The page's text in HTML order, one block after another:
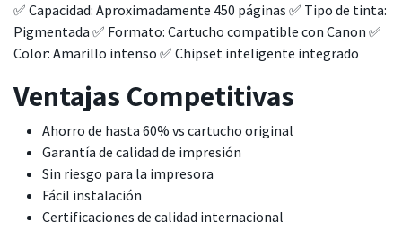
✅ Capacidad: Aproximadamente 450 páginas ✅ Tipo de tinta:
Pigmentada ✅ Formato: Cartucho compatible con Canon ✅
Color: Amarillo intenso ✅ Chipset inteligente integrado
Ventajas Competitivas
Ahorro de hasta 60% vs cartucho original
Garantía de calidad de impresión
Sin riesgo para la impresora
Fácil instalación
Certificaciones de calidad internacional